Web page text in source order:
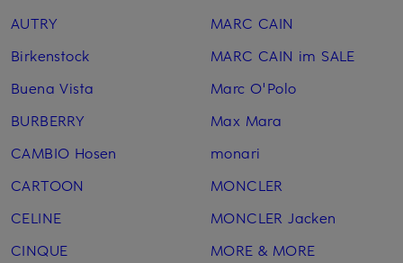
AUTRY
Birkenstock
Buena Vista
BURBERRY
CAMBIO Hosen
CARTOON
CELINE
CINQUE
MARC CAIN
MARC CAIN im SALE
Marc O'Polo
Max Mara
monari
MONCLER
MONCLER Jacken
MORE & MORE